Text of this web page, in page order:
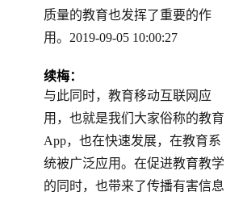
质量的教育也发挥了重要的作
用。2019-09-05 10:00:27
续梅：
与此同时，教育移动互联网应
用，也就是我们大家俗称的教育
App，也在快速发展，在教育系
统被广泛应用。在促进教育教学
的同时，也带来了传播有害信息